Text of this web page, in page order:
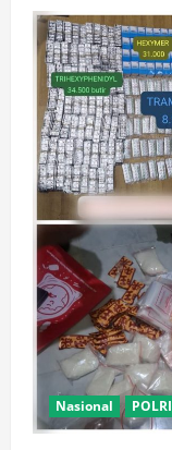
Nasional POLRI